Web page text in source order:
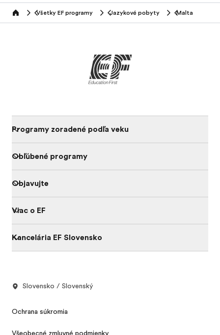
home Všetky EF programy Jazykové pobyty Malta
Programy zoradené podľa veku
Obľúbené programy
Objavujte
Viac o EF
Kancelária EF Slovensko
Slovensko / Slovenský
Ochrana súkromia
Všeobecné zmluvné podmienky